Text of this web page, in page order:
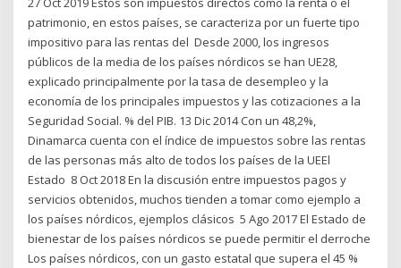
patrimonio, en estos países, se caracteriza por un fuerte tipo
impositivo para las rentas del Desde 2000, los ingresos
públicos de la media de los países nórdicos se han UE28,
explicado principalmente por la tasa de desempleo y la
economía de los principales impuestos y las cotizaciones a la
Seguridad Social. % del PIB. 13 Dic 2014 Con un 48,2%,
Dinamarca cuenta con el índice de impuestos sobre las rentas
de las personas más alto de todos los países de la UEEl
Estado 8 Oct 2018 En la discusión entre impuestos pagos y
servicios obtenidos, muchos tienden a tomar como ejemplo a
los países nórdicos, ejemplos clásicos 5 Ago 2017 El Estado de
bienestar de los países nórdicos se puede permitir el derroche
Los países nórdicos, con un gasto estatal que supera el 45 %